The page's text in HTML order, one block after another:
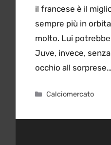
il francese è il
sempre più in orbita
molto. Lui
Juve, invece,
occhio all sorprese…
Categorie
Calciomercato